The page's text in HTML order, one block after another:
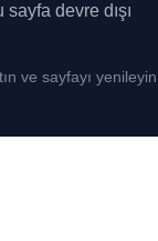
devre dışı
ve sayfayı